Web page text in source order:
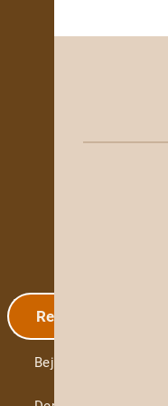
Regisztráció
Bejelentkezés